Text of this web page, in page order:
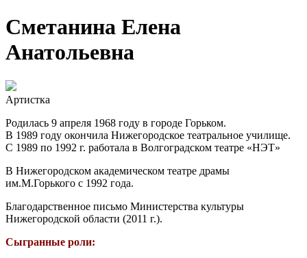
Сметанина Елена
Анатольевна
Артистка
Родилась 9 апреля 1968 году в городе Горьком.
В 1989 году окончила Нижегородское театральное училище.
С 1989 по 1992 г. работала в Волгоградском театре «НЭТ»
В Нижегородском академическом театре драмы
им.М.Горького с 1992 года.
Благодарственное письмо Министерства культуры
Нижегородской области (2011 г.).
Сыгранные роли: